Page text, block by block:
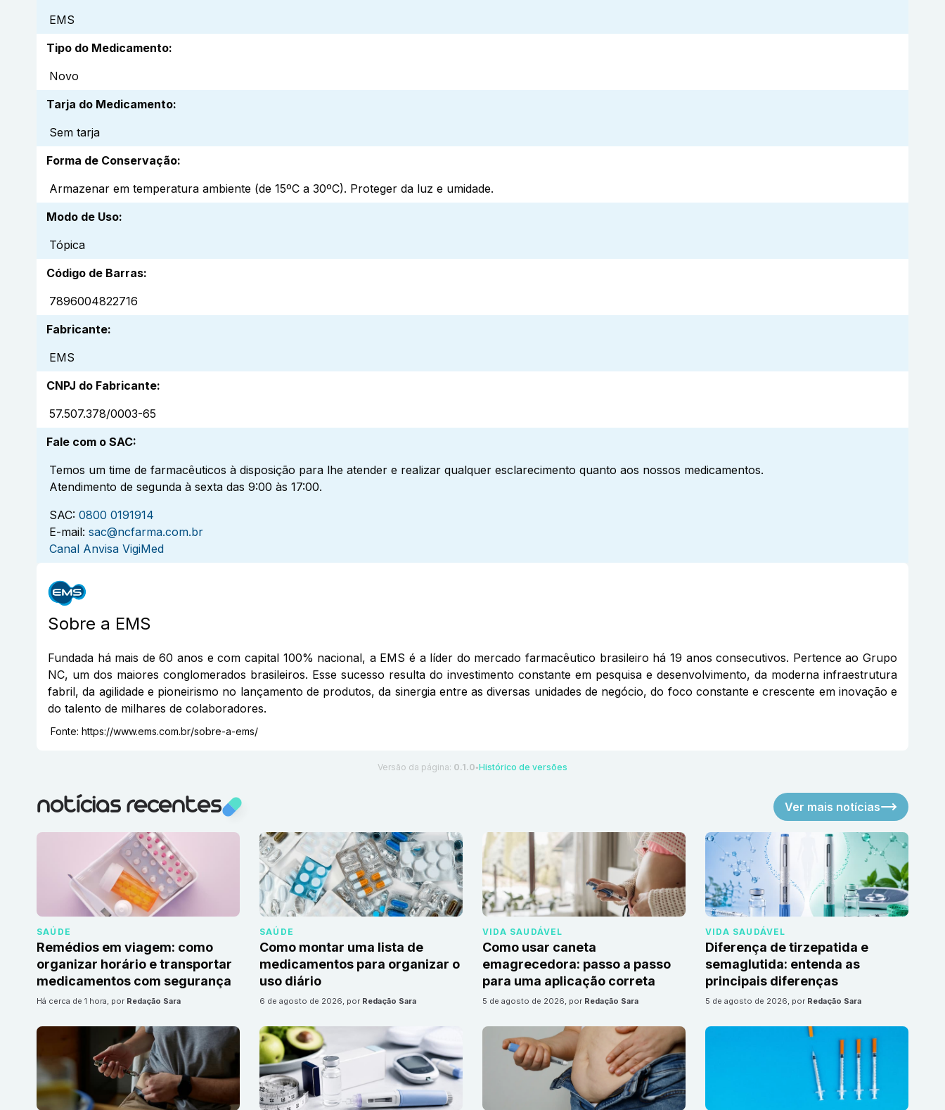
EMS
Tipo do Medicamento:
Novo
Tarja do Medicamento:
Sem tarja
Forma de Conservação:
Armazenar em temperatura ambiente (de 15ºC a 30ºC). Proteger da luz e umidade.
Modo de Uso:
Tópica
Código de Barras:
7896004822716
Fabricante:
EMS
CNPJ do Fabricante:
57.507.378/0003-65
Fale com o SAC:
Temos um time de farmacêuticos à disposição para lhe atender e realizar qualquer esclarecimento quanto aos nossos medicamentos.
Atendimento de segunda à sexta das 9:00 às 17:00.
SAC: 0800 0191914
E-mail: sac@ncfarma.com.br
Canal Anvisa VigiMed
Sobre a EMS
Fundada há mais de 60 anos e com capital 100% nacional, a EMS é a líder do mercado farmacêutico brasileiro há 19 anos consecutivos. Pertence ao Grupo
NC, um dos maiores conglomerados brasileiros. Esse sucesso resulta do investimento constante em pesquisa e desenvolvimento, da moderna infraestrutura
fabril, da agilidade e pioneirismo no lançamento de produtos, da sinergia entre as diversas unidades de negócio, do foco constante e crescente em inovação e
do talento de milhares de colaboradores.
Fonte: https://www.ems.com.br/sobre-a-ems/
Versão da página: 0.1.0 ●Histórico de versões
notícias recentes Ver mais notícias
SAÚDE
Remédios em viagem: como
organizar horário e transportar
medicamentos com segurança
há cerca de 1 hora, por Redação Sara
SAÚDE
Como montar uma lista de
medicamentos para organizar o
uso diário
6 de agosto de 2026, por Redação Sara
VIDA SAUDÁVEL
Como usar caneta
emagrecedora: passo a passo
para uma aplicação correta
5 de agosto de 2026, por Redação Sara
VIDA SAUDÁVEL
Diferença de tirzepatida e
semaglutida: entenda as
principais diferenças
5 de agosto de 2026, por Redação Sara